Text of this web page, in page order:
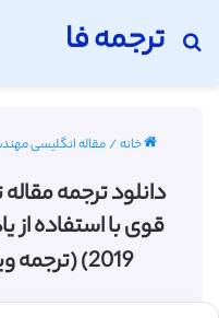
ترجمه فا
جستجو برای
خانه/مقاله انگلیسی مهندسی
دانلود ترجمه
قوی با استفاده از
2019) (ترجمه ویژه – طلایی